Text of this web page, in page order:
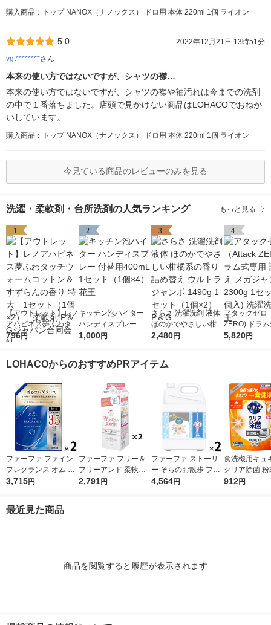
購入商品：トップ NANOX（ナノックス） ドロ用 本体 220ml 1個 ライオン
5.0
2022年12月21日 13時51分
vgt********さん
本来の使い方ではないですが、シャツの襟…
本来の使い方ではないですが、シャツの襟や袖汚れは今までの洗剤
の中で１番落ちました。店頭で見かけない商品はLOHACOでおねが
いしています。
購入商品：トップ NANOX（ナノックス） ドロ用 本体 220ml 1個 ライオン
今見ている商品のレビューのみを見る
洗濯・柔軟剤・台所洗剤の人気ランキング もっと見る
1
【アウトレット】レノ
アハピネス夢ふわタッ
チウォームコットン＆
2） 柔軟剤 P＆Gジ
796円
2
キッチン泡ハイター
ハンディスプレー 付
替用400mL 1セット
1,000円
3
さらさ 洗濯洗剤 液体
ほのかでやさしい柑橘
系の香り 詰め替え ウ
P＆G
2,480円
4
アタックゼロ
ZERO) ドラ
詰め替え メガ
5,820円
LOHACOからのおすすめPRアイテム
ファーファ ファイン
フレグランス オム 詰
め替え 特大 2000mL
3,715円
ファーファ フリー＆
フリーアンド 柔軟剤
無香料 詰め替え 1500
2,791円
ファーファ ストーリ
ー そらのお散歩 フロ
ーラルソープの香り
4,564円
食洗機用キュ
クリア除菌
プ オレンジ
912円
最近見た商品
商品を閲覧すると履歴が表示されます